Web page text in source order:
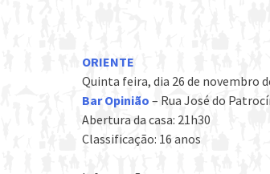
ORIENTE
Quinta feira, dia 26 de novembro
Bar Opinião – Rua José do
Abertura da casa: 21h30
Classificação: 16 anos